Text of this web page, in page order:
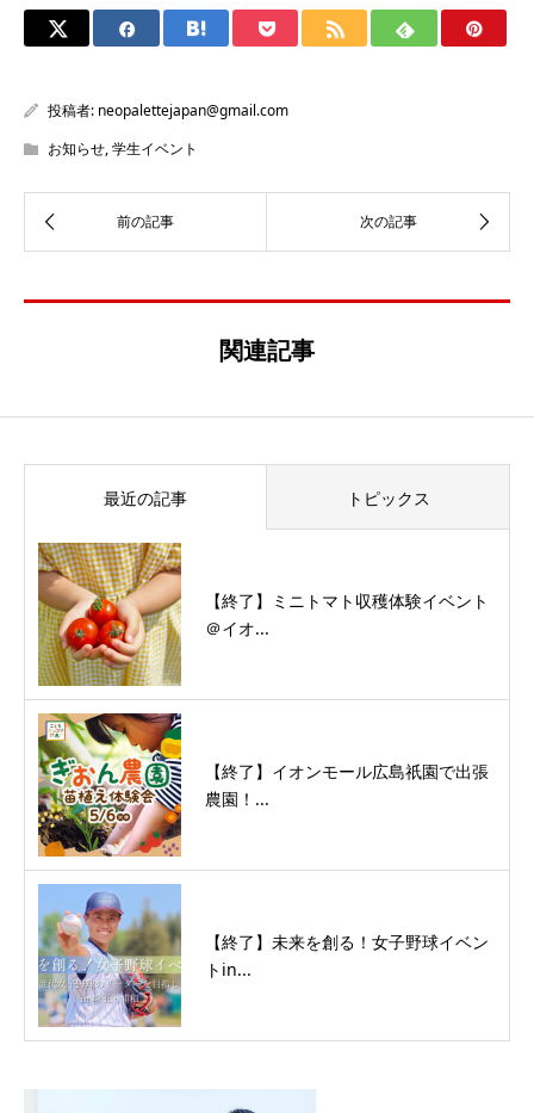
投稿者: neopalettejapan@gmail.com
お知らせ,学生イベント
関連記事
最近の記事 トピックス
【終了】ミニトマト収穫体験イベント
＠イオ...
【終了】イオンモール広島祇園で出張
農園！...
【終了】未来を創る！女子野球イベン
トin...